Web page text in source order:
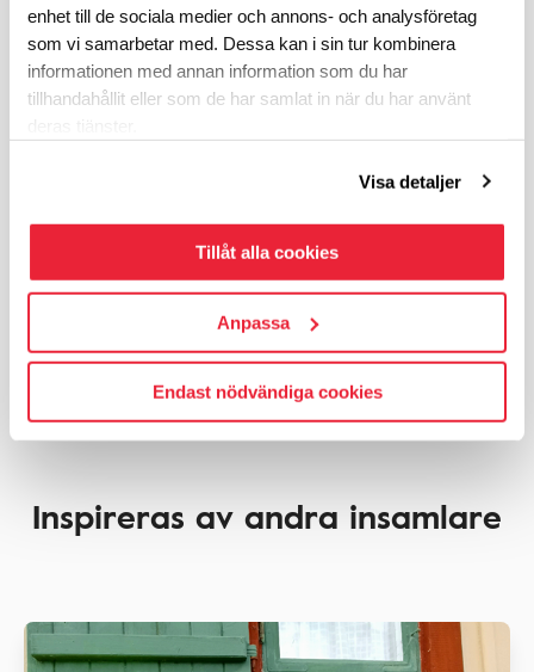
enhet till de sociala medier och annons- och analysföretag
som vi samarbetar med. Dessa kan i sin tur kombinera
informationen med annan information som du har
tillhandahållit eller som de har samlat in när du har använt
Visa detaljer
Tillåt alla cookies
Anpassa
Endast nödvändiga cookies
Elitlufsarna vandrar för
7 300kronor
kr
Tillbaka till förstasidan
Inspireras av andra insamlare